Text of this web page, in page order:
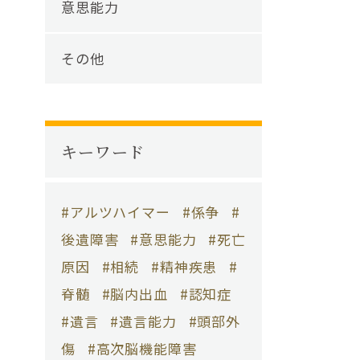
意思能力
その他
キーワード
アルツハイマー
係争
後遺障害
意思能力
死亡
原因
相続
精神疾患
脊髄
脳内出血
認知症
遺言
遺言能力
頭部外
傷
高次脳機能障害